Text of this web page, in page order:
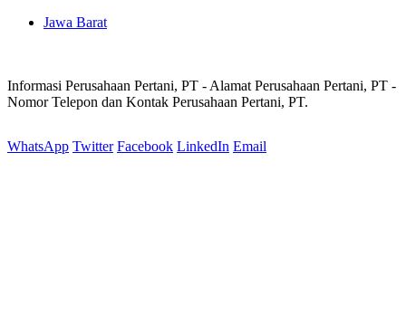
Jawa Barat
Informasi Perusahaan Pertani, PT - Alamat Perusahaan Pertani, PT -
Nomor Telepon dan Kontak Perusahaan Pertani, PT.
WhatsApp Twitter Facebook LinkedIn Email